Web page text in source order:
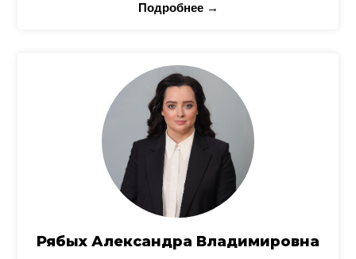
Подробнее →
Рябых Александра Владимировна